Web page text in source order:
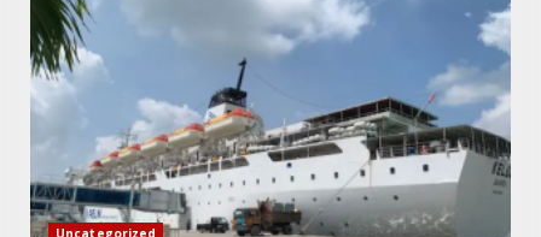
9 Makanan Batak yang Wajib
Diketahui! Budaya Batak yang
Jarang Dipahami Orang
Indonesia
Juni 25, 2026
Datu Batak: Misteri Tanah
Batak Terungkap!